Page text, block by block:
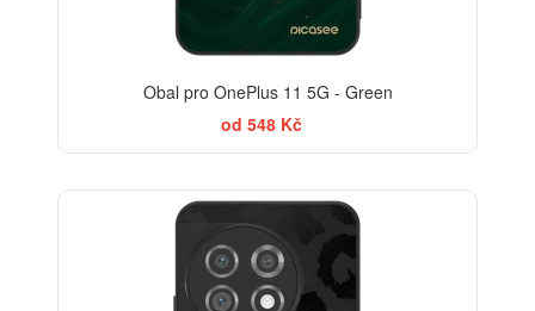
Obal pro OnePlus 11 5G - Green
od 548 Kč